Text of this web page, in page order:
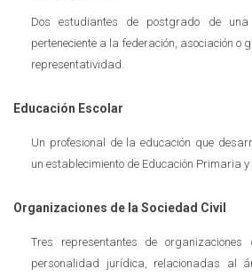
Dos estudiantes de postgrado de una
perteneciente a la federación, asociación o
representatividad.
Educación Escolar
Un profesional de la educación que
un establecimiento de Educación Primaria
Organizaciones de la Sociedad Civil
Tres representantes de
personalidad jurídica, relacionadas al